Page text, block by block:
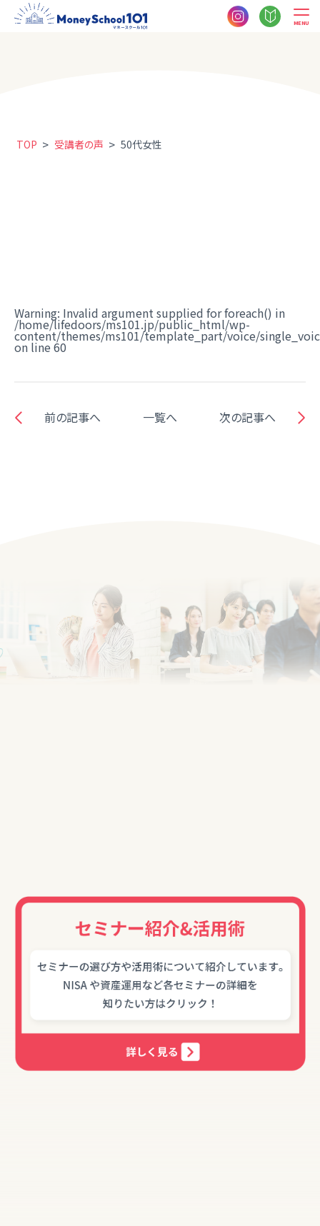
MENU
TOP > 受講者の声 > 50代女性
Warning: Invalid argument supplied for foreach() in
/home/lifedoors/ms101.jp/public_html/wp-
content/themes/ms101/template_part/voice/
on line 60
前の記事へ 一覧へ 次の記事へ